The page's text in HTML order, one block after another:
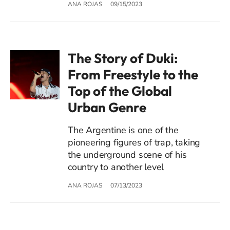
ANA ROJAS 09/15/2023
The Story of Duki:
From Freestyle to the
Top of the Global
Urban Genre
The Argentine is one of the
pioneering figures of trap, taking
the underground scene of his
country to another level
ANA ROJAS 07/13/2023